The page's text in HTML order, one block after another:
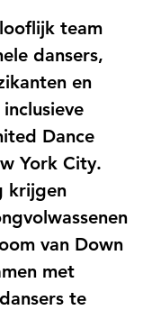
team
dansers,
en
Dance
York City.
krijgen
van Down
met
te